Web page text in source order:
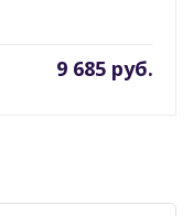
9 685 руб.